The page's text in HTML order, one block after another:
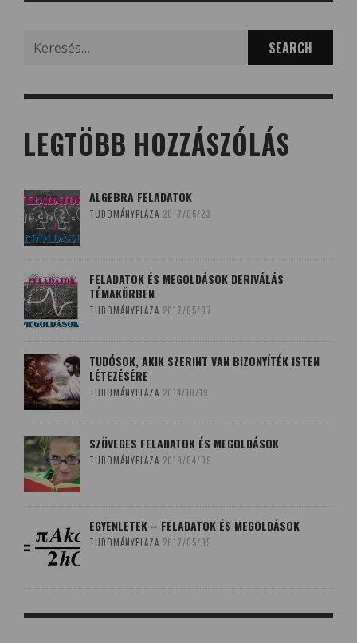
LEGTÖBB HOZZÁSZÓLÁS
ALGEBRA FELADATOK
TUDOMÁNYPLÁZA 2017/05/23
FELADATOK ÉS MEGOLDÁSOK DERIVÁLÁS
TÉMAKÖRBEN
TUDOMÁNYPLÁZA 2017/05/07
TUDÓSOK, AKIK SZERINT VAN BIZONYÍTÉK ISTEN
LÉTEZÉSÉRE
TUDOMÁNYPLÁZA 2014/10/19
SZÖVEGES FELADATOK ÉS MEGOLDÁSOK
TUDOMÁNYPLÁZA 2019/04/09
EGYENLETEK – FELADATOK ÉS MEGOLDÁSOK
TUDOMÁNYPLÁZA 2017/05/05